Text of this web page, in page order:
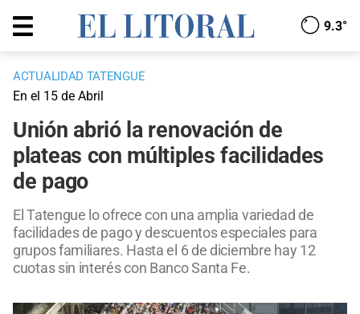
9.3°
ACTUALIDAD TATENGUE
En el 15 de Abril
Unión abrió la renovación de
plateas con múltiples facilidades
de pago
El Tatengue lo ofrece con una amplia variedad de
facilidades de pago y descuentos especiales para
grupos familiares. Hasta el 6 de diciembre hay 12
cuotas sin interés con Banco Santa Fe.